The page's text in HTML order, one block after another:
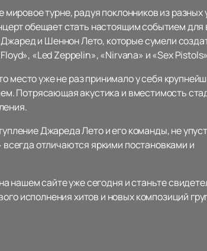
турне, радуя поклонников из разных
обещает стать настоящим событием для
и Шеннон Лето, которые сумели
«Led Zeppelin», «Nirvana» и «Sex
место уже не раз принимало у себя
Потрясающая акустика и вместимость
Джареда Лето и его команды, не
отличаются яркими постановками и
на нашем сайте уже сегодня и станьте
исполнения хитов и новых композиций